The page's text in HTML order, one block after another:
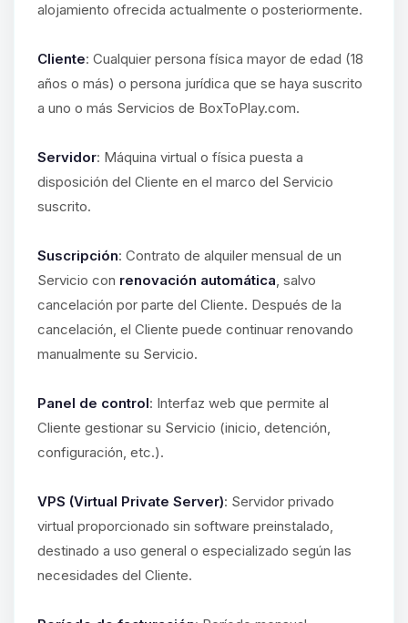
alojamiento ofrecida actualmente o posteriormente.
Cliente: Cualquier persona física mayor de edad (18
años o más) o persona jurídica que se haya suscrito
a uno o más Servicios de BoxToPlay.com.
Servidor: Máquina virtual o física puesta a
disposición del Cliente en el marco del Servicio
suscrito.
Suscripción: Contrato de alquiler mensual de un
Servicio con renovación automática, salvo
cancelación por parte del Cliente. Después de la
cancelación, el Cliente puede continuar renovando
manualmente su Servicio.
Panel de control: Interfaz web que permite al
Cliente gestionar su Servicio (inicio, detención,
configuración, etc.).
VPS (Virtual Private Server): Servidor privado
virtual proporcionado sin software preinstalado,
destinado a uso general o especializado según las
necesidades del Cliente.